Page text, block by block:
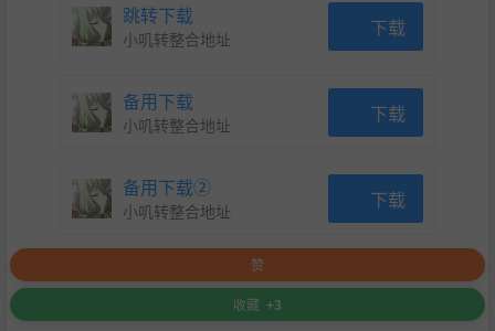
跳转下载
小叽转整合地址 下载
备用下载
小叽转整合地址 下载
备用下载②
小叽转整合地址 下载
赞
收藏 +3